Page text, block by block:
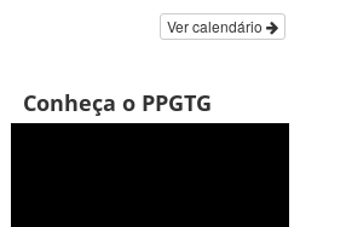
Ver calendário
Conheça o PPGTG